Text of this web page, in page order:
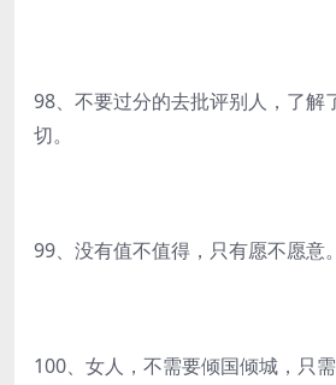
98、不要过分的去批评别人，了解
切。
99、没有值不值得，只有愿不愿意。
100、女人，不需要倾国倾城，只